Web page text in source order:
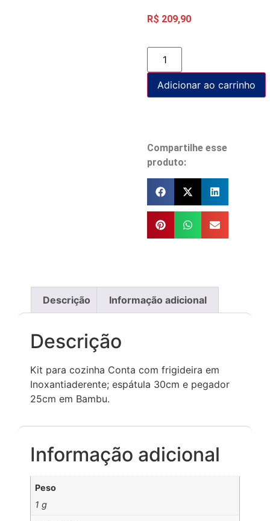
R$ 209,90
Adicionar ao carrinho
Compartilhe esse
produto:
Descrição Informação adicional
Descrição
Kit para cozinha Conta com frigideira em
Inoxantiaderente; espátula 30cm e pegador
25cm em Bambu.
Informação adicional
Peso
1 g